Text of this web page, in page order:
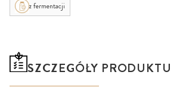
z fermentacji
SZCZEGÓŁY PRODUKTU